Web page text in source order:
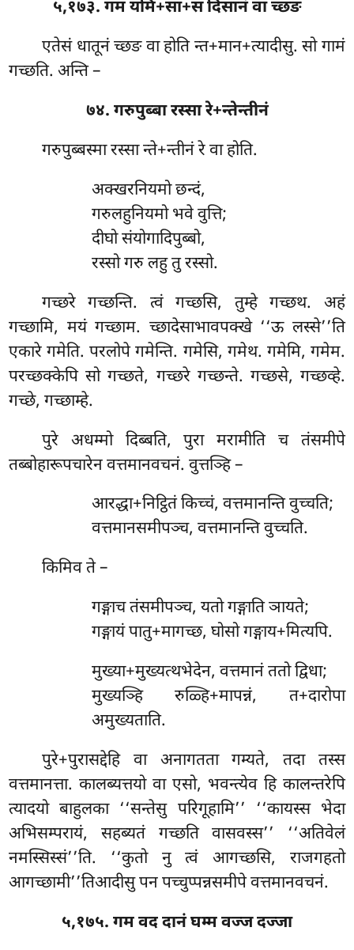
५,१७३. गम यमि+सा+स दिसानं वा च्छङ
एतेसं धातूनं च्छङ वा होति न्त+मान+त्यादीसु. सो गामं
गच्छति. अन्ति –
७४. गरुपुब्बा रस्सा रे+न्तेन्तीनं
गरुपुब्बस्मा रस्सा न्ते+न्तीनं रे वा होति.
अक्खरनियमो छन्दं,
गरुलहुनियमो भवे वुत्ति;
दीघो संयोगादिपुब्बो,
रस्सो गरु लहु तु रस्सो.
गच्छरे गच्छन्ति. त्वं गच्छसि, तुम्हे गच्छथ. अहं
गच्छामि, मयं गच्छाम. च्छादेसाभावपक्खे ‘‘ऊ लस्से’’ति
एकारे गमेति. परलोपे गमेन्ति. गमेसि, गमेथ. गमेमि, गमेम.
परच्छक्केपि सो गच्छते, गच्छरे गच्छन्ते. गच्छसे, गच्छव्हे.
गच्छे, गच्छाम्हे.
पुरे अधम्मो दिब्बति, पुरा मरामीति च तंसमीपे
तब्बोहारूपचारेन वत्तमानवचनं. वुत्तञ्हि –
आरद्धा+निट्ठितंकिच्चं, वत्तमानन्ति वुच्चति;
वत्तमानसमीपञ्च, वत्तमानन्ति वुच्चति.
किमिव ते –
गङ्गाच तंसमीपञ्च, यतो गङ्गाति ञायते;
गङ्गायं पातु+मागच्छ, घोसो गङ्गाय+मित्यपि.
मुख्या+मुख्यत्थभेदेन, वत्तमानं ततो द्विधा;
मुख्यञ्हि रुळ्हि+मापन्नं, त+दारोपा
अमुख्यताति.
पुरे+पुरासद्देहि वा अनागतता गम्यते, तदा तस्स
वत्तमानत्ता. कालब्यत्तयो वा एसो, भवन्त्येव हि कालन्तरेपि
त्यादयो बाहुलका ‘‘सन्तेसु परिगूहामि’’ ‘‘कायस्स भेदा
अभिसम्परायं, सहब्यतं गच्छति वासवस्स’’ ‘‘अतिवेलं
नमस्सिस्सं’’ति. ‘‘कुतो नु त्वं आगच्छसि, राजगहतो
आगच्छामी’’तिआदीसु पन पच्चुप्पन्नसमीपे वत्तमानवचनं.
५,१७५. गम वद दानं घम्म वज्ज दज्जा